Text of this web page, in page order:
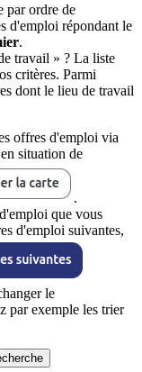
par ordre de
d'emploi répondant le
.
travail » ? La liste
critères. Parmi
dont le lieu de travail
offres d'emploi via
situation de
.
que vous
d'emploi suivantes,
le
par exemple les trier